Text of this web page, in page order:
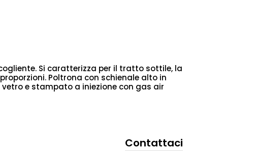
Si caratterizza per il tratto sottile, la
Poltrona con schienale alto in
e stampato a iniezione con gas air
Contattaci